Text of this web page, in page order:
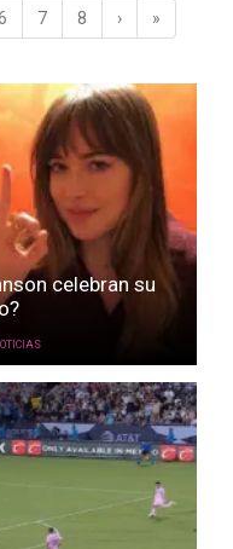
7 8 › »
celebran su